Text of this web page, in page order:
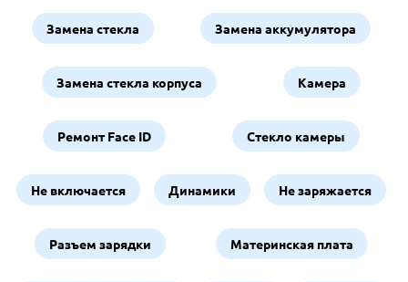
Замена стекла Замена аккумулятора
Замена стекла корпуса Камера
Ремонт Face ID Стекло камеры
Не включается Динамики Не заряжается
Разъем зарядки Материнская плата